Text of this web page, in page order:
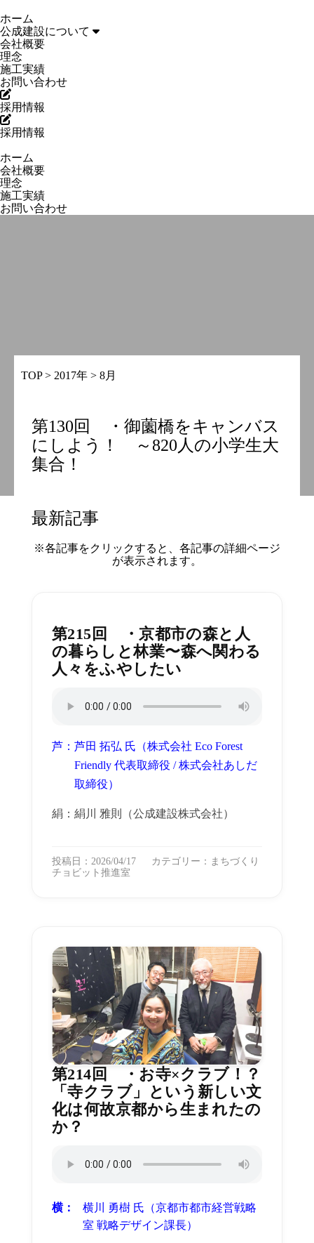
ホーム
公成建設について
会社概要
理念
施工実績
お問い合わせ
採用情報
採用情報
ホーム
会社概要
理念
施工実績
お問い合わせ
TOP> 2017年 > 8月
第130回 ・御薗橋をキャンバス
にしよう！ ～820人の小学生大
集合！
最新記事
※各記事をクリックすると、各記事の詳細ページ
が表示されます。
第215回 ・京都市の森と人
の暮らしと林業〜森へ関わる
人々をふやしたい
芦：芦田 拓弘 氏（株式会社 Eco Forest
Friendly 代表取締役 / 株式会社あしだ
取締役）
絹：絹川 雅則（公成建設株式会社）
投稿日：2026/04/17 カテゴリー： まちづくり
チョビット推進室
第214回 ・お寺×クラブ！？
「寺クラブ」という新しい文
化は何故京都から生まれたの
か？
横：
横川 勇樹 氏（京都市都市経営戦略
室 戦略デザイン課長）